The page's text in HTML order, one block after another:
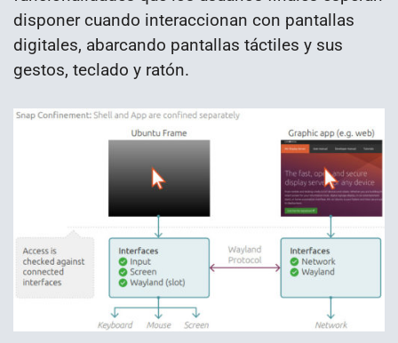
disponer cuando interaccionan con pantallas
digitales, abarcando pantallas táctiles y sus
gestos, teclado y ratón.